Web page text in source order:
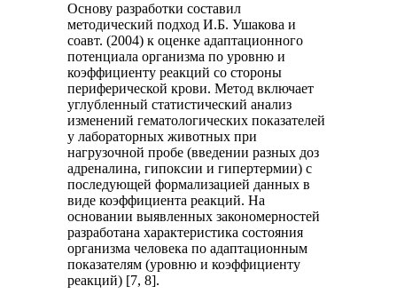
Основу разработки составил
методический подход И.Б. Ушакова и
соавт. (2004) к оценке адаптационного
потенциала организма по уровню и
коэффициенту реакций со стороны
периферической крови. Метод включает
углубленный статистический анализ
изменений гематологических показателей
у лабораторных животных при
нагрузочной пробе (введении разных доз
адреналина, гипоксии и гипертермии) с
последующей формализацией данных в
виде коэффициента реакций. На
основании выявленных закономерностей
разработана характеристика состояния
организма человека по адаптационным
показателям (уровню и коэффициенту
реакций) [7, 8].